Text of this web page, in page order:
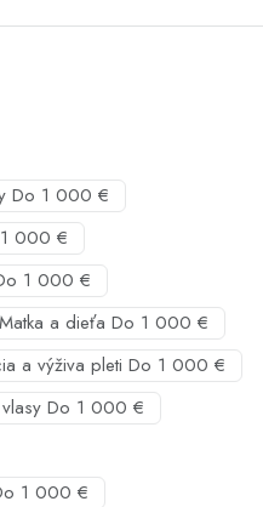
Do 1 000 €
000 €
1 000 €
Matka a dieťa Do 1 000 €
a výživa pleti Do 1 000 €
vlasy Do 1 000 €
1 000 €